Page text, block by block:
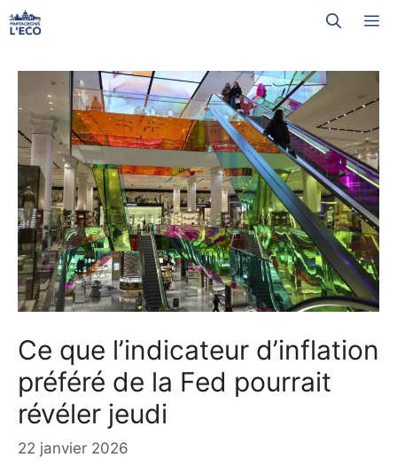
Aller
au
Ce que l’indicateur d’inflation
préféré de la Fed pourrait
révéler jeudi
22 janvier 2026